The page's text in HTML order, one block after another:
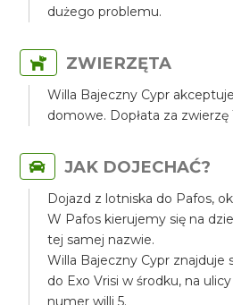
dużego problemu.
ZWIERZĘTA
Willa Bajeczny Cypr
domowe. Dopłata za zwierzę
JAK DOJECHAĆ?
Dojazd z lotniska do Pafos,
W Pafos kierujemy się na
tej samej nazwie.
Willa Bajeczny Cypr znajduje
do Exo Vrisi w środku, na
numer willi 5.